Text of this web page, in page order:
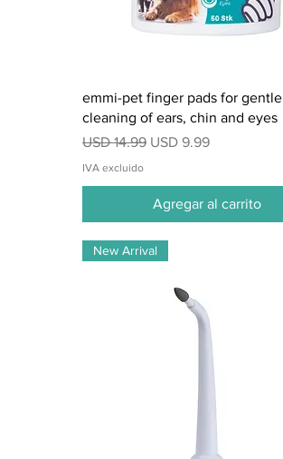
Vista rápida
emmi-pet finger pads for gentle
cleaning of ears, chin and eyes
Precio
USD 14.99 Precio de oferta
USD 9.99
IVA excluido
Agregar al carrito
New Arrival